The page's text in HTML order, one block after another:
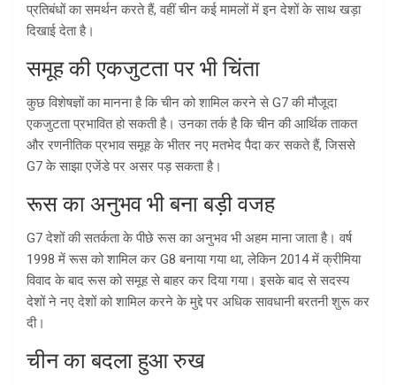
प्रतिबंधों का समर्थन करते हैं, वहीं चीन कई मामलों में इन देशों के साथ खड़ा
दिखाई देता है।
समूह की एकजुटता पर भी चिंता
कुछ विशेषज्ञों का मानना है कि चीन को शामिल करने से G7 की मौजूदा
एकजुटता प्रभावित हो सकती है। उनका तर्क है कि चीन की आर्थिक ताकत
और रणनीतिक प्रभाव समूह के भीतर नए मतभेद पैदा कर सकते हैं, जिससे
G7 के साझा एजेंडे पर असर पड़ सकता है।
रूस का अनुभव भी बना बड़ी वजह
G7 देशों की सतर्कता के पीछे रूस का अनुभव भी अहम माना जाता है। वर्ष
1998 में रूस को शामिल कर G8 बनाया गया था, लेकिन 2014 में क्रीमिया
विवाद के बाद रूस को समूह से बाहर कर दिया गया। इसके बाद से सदस्य
देशों ने नए देशों को शामिल करने के मुद्दे पर अधिक सावधानी बरतनी शुरू कर
दी।
चीन का बदला हुआ रुख